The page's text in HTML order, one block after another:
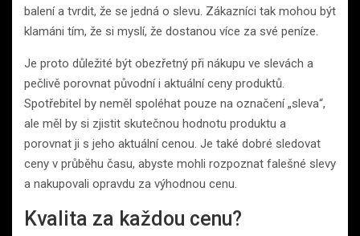
balení a tvrdit, že se jedná o slevu. Zákazníci tak mohou být
klamáni tím, že si myslí, že dostanou více za své peníze.
Je proto důležité být obezřetný při nákupu ve slevách a
pečlivě porovnat původní i aktuální ceny produktů.
Spotřebitel by neměl spoléhat pouze na označení „sleva“,
ale měl by si zjistit skutečnou hodnotu produktu a
porovnat ji s jeho aktuální cenou. Je také dobré sledovat
ceny v průběhu času, abyste mohli rozpoznat falešné slevy
a nakupovali opravdu za výhodnou cenu.
Kvalita za každou cenu?